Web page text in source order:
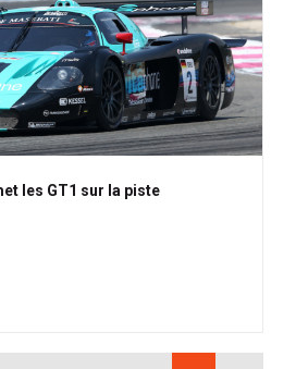
les GT1 sur la piste